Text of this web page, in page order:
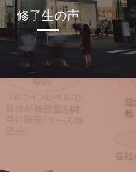
修了生の声